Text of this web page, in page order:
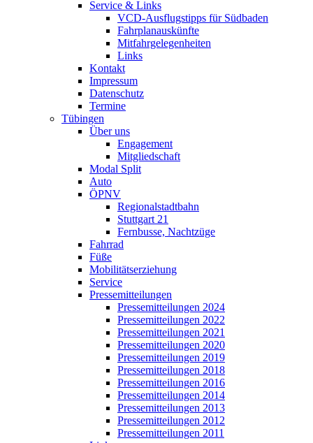
Service & Links
VCD-Ausflugstipps für Südbaden
Fahrplanauskünfte
Mitfahrgelegenheiten
Links
Kontakt
Impressum
Datenschutz
Termine
Tübingen
Über uns
Engagement
Mitgliedschaft
Modal Split
Auto
ÖPNV
Regionalstadtbahn
Stuttgart 21
Fernbusse, Nachtzüge
Fahrrad
Füße
Mobilitätserziehung
Service
Pressemitteilungen
Pressemitteilungen 2024
Pressemitteilungen 2022
Pressemitteilungen 2021
Pressemitteilungen 2020
Pressemitteilungen 2019
Pressemitteilungen 2018
Pressemitteilungen 2016
Pressemitteilungen 2014
Pressemitteilungen 2013
Pressemitteilungen 2012
Pressemitteilungen 2011